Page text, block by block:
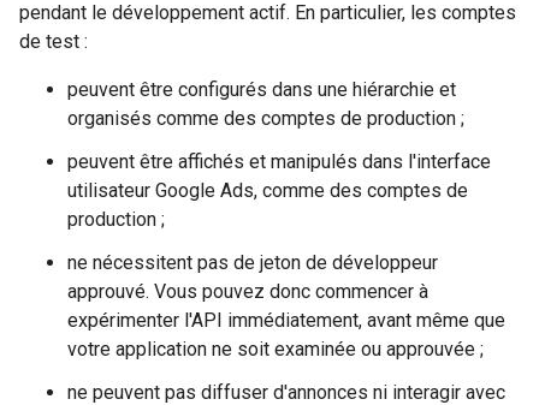
pendant le développement actif. En particulier, les comptes
de test :
peuvent être configurés dans une hiérarchie et
organisés comme des comptes de production ;
peuvent être affichés et manipulés dans l'interface
utilisateur Google Ads, comme des comptes de
production ;
ne nécessitent pas de jeton de développeur
approuvé. Vous pouvez donc commencer à
expérimenter l'API immédiatement, avant même que
votre application ne soit examinée ou approuvée ;
ne peuvent pas diffuser d'annonces ni interagir avec